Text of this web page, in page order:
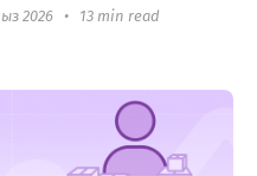
жақсарту үшін
бөгеттерді жою...
2026 • 13 min read